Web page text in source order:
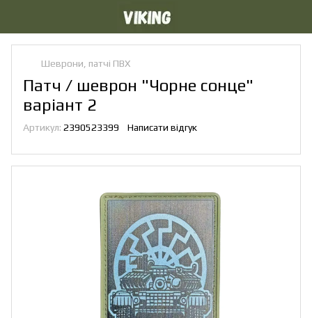
Шеврони, патчі ПВХ
Патч / шеврон "Чорне сонце"
варіант 2
Артикул: 2390523399 Написати відгук